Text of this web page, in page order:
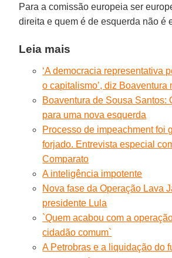
Para a comissão europeia ser
direita e quem é de esquerda não é
Leia mais
‘A democracia representativa
o capitalismo’, diz Boaventura
Boaventura de Sousa Santos:
para uma nova esquerda
Processo de impeachment foi
forjado. Entrevista especial
Comparato
A inteligência impotente
Nova fase da Operação Lava
presidente Lula
`Quem acabou com a
cidadão comum`
A Petrobras e a liquidação do